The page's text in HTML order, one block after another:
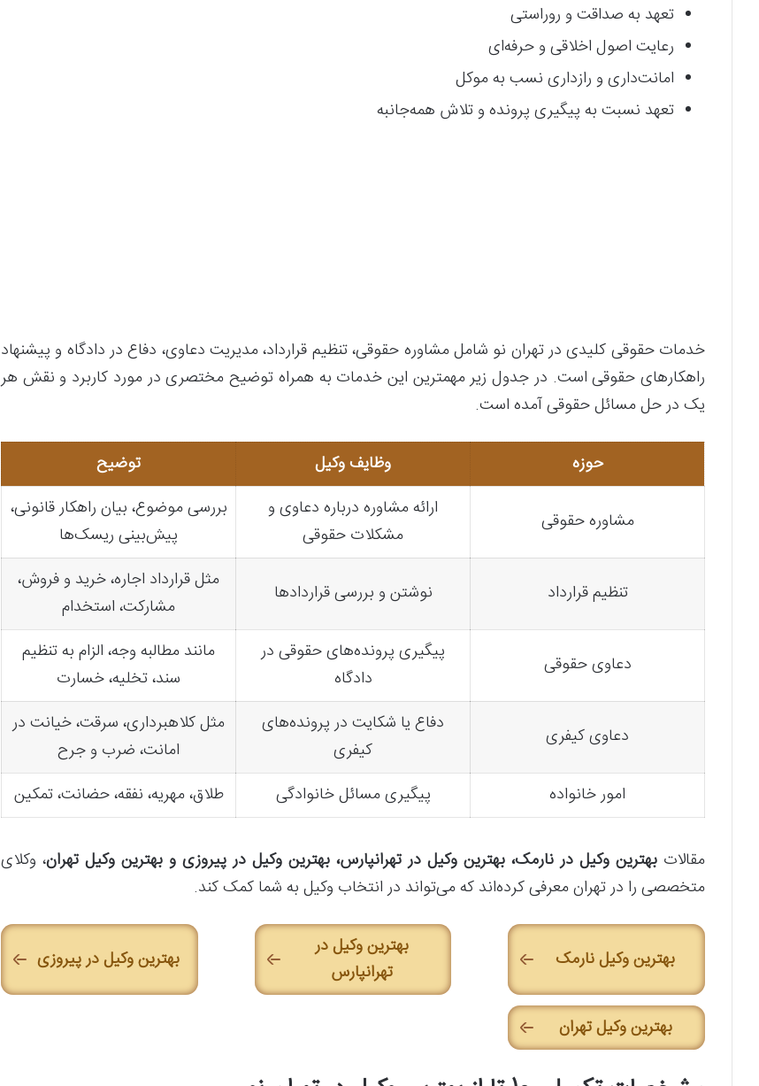
تعهد به صداقت و روراستی
رعایت اصول اخلاقی و حرفه‌ای
امانت‌داری و رازداری نسب به موکل
تعهد نسبت به پیگیری پرونده و تلاش همه‌جانبه
خدمات حقوقی کلیدی در تهران نو شامل مشاوره حقوقی، تنظیم قرارداد، مدیریت دعاوی، دفاع در دادگاه و پیشنهاد
راهکارهای حقوقی است. در جدول زیر مهمترین این خدمات به همراه توضیح مختصری در مورد کاربرد و نقش هر
یک در حل مسائل حقوقی آمده است.
حوزه وظایف وکیل توضیح
مشاوره حقوقی
ارائه مشاوره درباره دعاوی و
مشکلات حقوقی
بررسی موضوع، بیان راهکار قانونی،
پیش‌بینی ریسک‌ها
تنظیم قرارداد نوشتن و بررسی قراردادها
مثل قرارداد اجاره، خرید و فروش،
مشارکت، استخدام
دعاوی حقوقی
پیگیری پرونده‌های حقوقی در
دادگاه
مانند مطالبه وجه، الزام به تنظیم
سند، تخلیه، خسارت
دعاوی کیفری
دفاع یا شکایت در پرونده‌های
کیفری
مثل کلاهبرداری، سرقت، خیانت در
امانت، ضرب و جرح
امور خانواده
پیگیری مسائل خانوادگی طلاق، مهریه، نفقه، حضانت، تمکین
مقالات بهترین وکیل در نارمک، بهترین وکیل در تهرانپارس، بهترین وکیل در پیروزی و بهترین وکیل تهران، وکلای
متخصصی را در تهران معرفی کرده‌اند که می‌تواند در انتخاب وکیل به شما کمک کند.
بهترین وکیل نارمک
بهترین وکیل در
تهرانپارس
بهترین وکیل در پیروزی
بهترین وکیل تهران